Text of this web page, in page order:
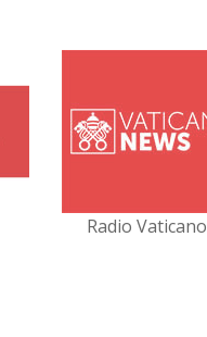
Radio Vaticano